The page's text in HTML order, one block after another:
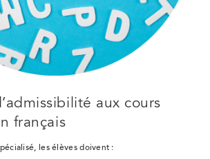
aux cours
français
les élèves doivent :